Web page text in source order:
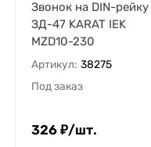
Звонок на DIN-рейку
ЗД-47 KARAT IEK
MZD10-230
Артикул: 38275
Под заказ
326 ₽/шт.